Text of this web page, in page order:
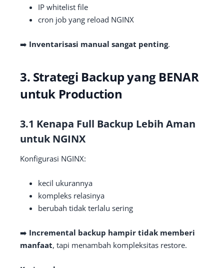
IP whitelist file
cron job yang reload NGINX
➡️ Inventarisasi manual sangat penting.
3. Strategi Backup yang BENAR
untuk Production
3.1 Kenapa Full Backup Lebih Aman
untuk NGINX
Konfigurasi NGINX:
kecil ukurannya
kompleks relasinya
berubah tidak terlalu sering
➡️ Incremental backup hampir tidak memberi
manfaat, tapi menambah kompleksitas restore.